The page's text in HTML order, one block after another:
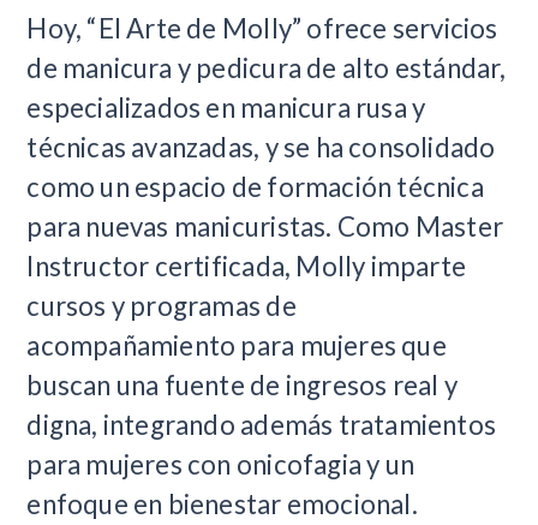
Hoy, “El Arte de Molly” ofrece servicios
de manicura y pedicura de alto estándar,
especializados en manicura rusa y
técnicas avanzadas, y se ha consolidado
como un espacio de formación técnica
para nuevas manicuristas. Como Master
Instructor certificada, Molly imparte
cursos y programas de
acompañamiento para mujeres que
buscan una fuente de ingresos real y
digna, integrando además tratamientos
para mujeres con onicofagia y un
enfoque en bienestar emocional.